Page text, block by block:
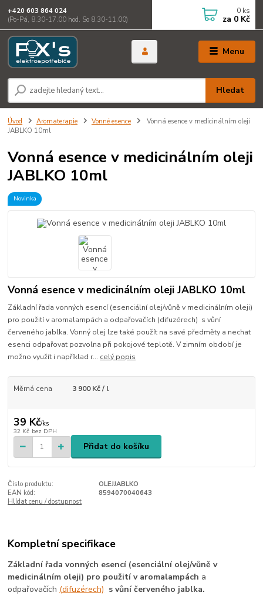
Menu
Hledat
+420 603 864 024
(Po-Pá, 8.30-17.00 hod. So 8.30-11.00)
0 ks
za 0 Kč
Úvod Aromaterapie Vonné esence
Vonná esence v medicinálním oleji
JABLKO 10ml
Vonná esence v medicinálním oleji
JABLKO 10ml
Novinka
Vonná esence v medicinálním oleji JABLKO 10ml
Základní řada vonných esencí (esenciální olej/vůně v medicinálním oleji)
pro použití v aromalampách a odpařovačích (difuzérech) s vůní
červeného jablka. Vonný olej lze také použít na savé předměty a nechat
esenci odpařovat pozvolna při pokojové teplotě. V zimním období je
možno využít i například r... celý popis
Měrná cena 3 900 Kč / l
39 Kč/ks
32 Kč bez DPH
Přidat do košíku
Číslo produktu:
OLEJJABLKO
EAN kód:
8594070040643
Hlídat cenu / dostupnost
Kompletní specifikace
Základní řada vonných esencí (esenciální olej/vůně v
medicinálním oleji) pro použití v aromalampách a
odpařovačích (difuzérech) s vůní červeného jablka.